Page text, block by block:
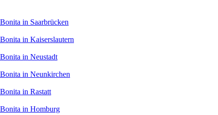
Bonita in Saarbrücken
Bonita in Kaiserslautern
Bonita in Neustadt
Bonita in Neunkirchen
Bonita in Rastatt
Bonita in Homburg